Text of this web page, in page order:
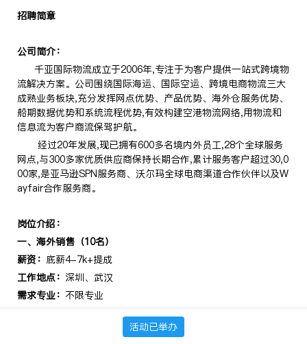
招聘简章
公司简介：
千亚国际物流成立于2006年,专注于为客户提供一站式跨境物
流解决方案。公司围绕国际海运、国际空运、跨境电商物流三大
成熟业务板块,充分发挥网点优势、产品优势、海外仓服务优势、
船期数据优势和系统流程优势,有效构建空港物流网络,用物流和
信息流为客户商流保驾护航。
经过20年发展,现已拥有600多名境内外员工,28个全球服务
网点,与300多家优质供应商保持长期合作,累计服务客户超过30,0
00家,是亚马逊SPN服务商、沃尔玛全球电商渠道合作伙伴以及W
ayfair合作服务商。
岗位介绍 ：
一、海外销售（10名）
薪资： 底薪4-7k+提成
工作地点： 深圳、武汉
需求专业： 不限专业
通过各种途径开发海外新客户，达成货量和利润目
活动已举办